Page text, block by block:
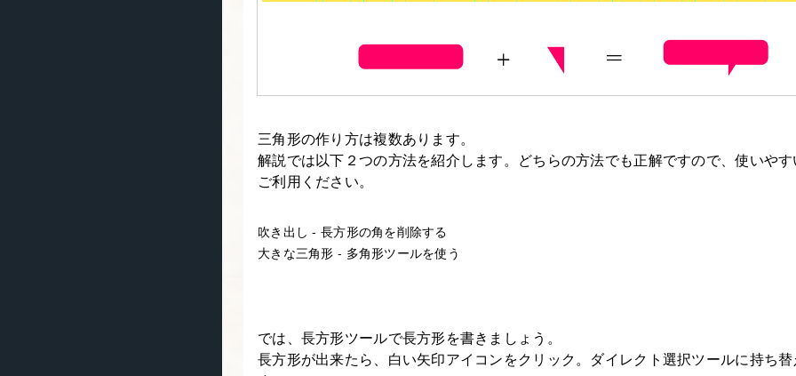
三角形の作り方は複数あります。
解説では以下２つの方法を紹介します。どちらの方法でも正解ですので、使いや
ご利用ください。
吹き出し - 長方形の角を削除する
大きな三角形 - 多角形ツールを使う
では、長方形ツールで長方形を書きましょう。
長方形が出来たら、白い矢印アイコンをクリック。ダイレクト選択ツールに持ち